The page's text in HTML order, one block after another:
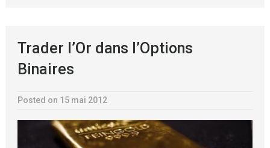
Trader l’Or dans l’Options
Binaires
Posted on 15 mai 2012